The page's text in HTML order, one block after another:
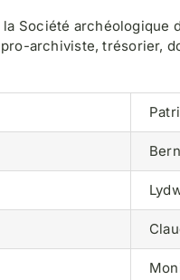
Société
archiviste, trésorier,